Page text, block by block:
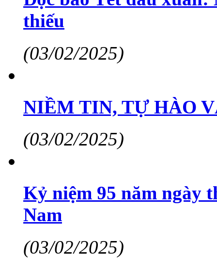
thiếu
(03/02/2025)
NIỀM TIN, TỰ HÀO
(03/02/2025)
Kỷ niệm 95 năm ngày
Nam
(03/02/2025)